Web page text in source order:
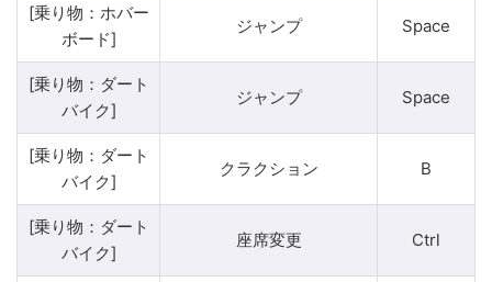
[乗り物：ホバー
ボード]
ジャンプ Space
[乗り物：ダート
バイク]
ジャンプ Space
[乗り物：ダート
バイク]
クラクション B
[乗り物：ダート
バイク]
座席変更 Ctrl